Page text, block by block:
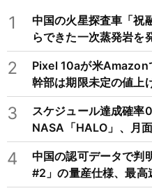
1
中国の火星探査車「祝
らできた一次蒸発岩を
2
Pixel 10aが米
幹部は期限未定の値上
3
スケジュール達成確率
NASA「HALO」、月
4
中国の認可データで判
#2」の量産仕様、最